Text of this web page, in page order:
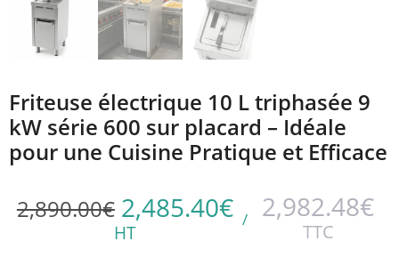
Friteuse électrique 10 L triphasée 9
kW série 600 sur placard – Idéale
pour une Cuisine Pratique et Efficace
2,890.00€ 2,485.40€
HT
/ 2,982.48€
TTC